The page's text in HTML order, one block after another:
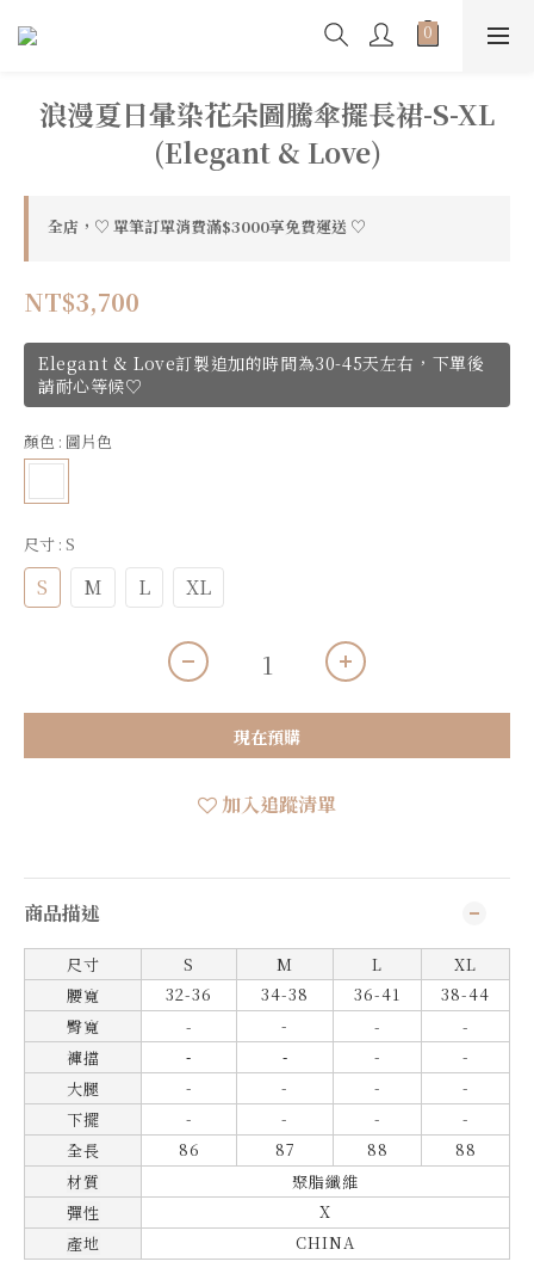
浪漫夏日暈染花朵圖騰傘擺長裙-S-XL
(Elegant & Love)
全店，♡ 單筆訂單消費滿$3000享免費運送 ♡
NT$3,700
Elegant & Love訂製追加的時間為30-45天左右，下單後
請耐心等候♡
顏色 : 圖片色
尺寸 : S
S M L XL
現在預購
加入追蹤清單
商品描述
尺寸 S M L
XL
腰寬
32-36 34-38 36-41
38-44
臀寬
- - -
-
褲擋
- - -
-
大腿
- - -
-
下擺
- - -
-
全長
86 87 88
88
材質
聚脂纖維
彈性
X
產地
CHINA